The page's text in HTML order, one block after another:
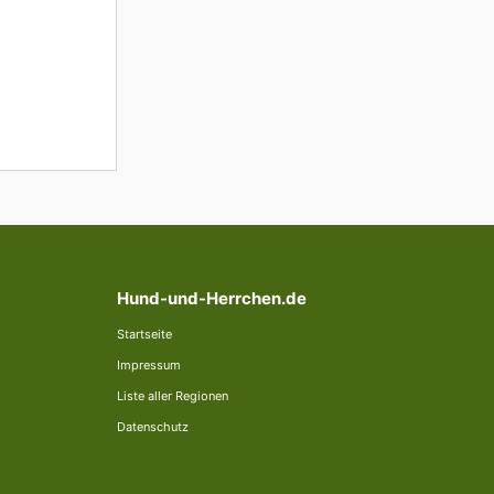
Hund-und-Herrchen.de
Startseite
Impressum
Liste aller Regionen
Datenschutz